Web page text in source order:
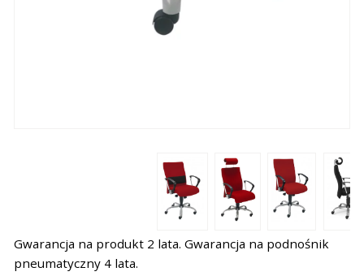
Gwarancja na produkt 2 lata. Gwarancja na podnośnik
pneumatyczny 4 lata.